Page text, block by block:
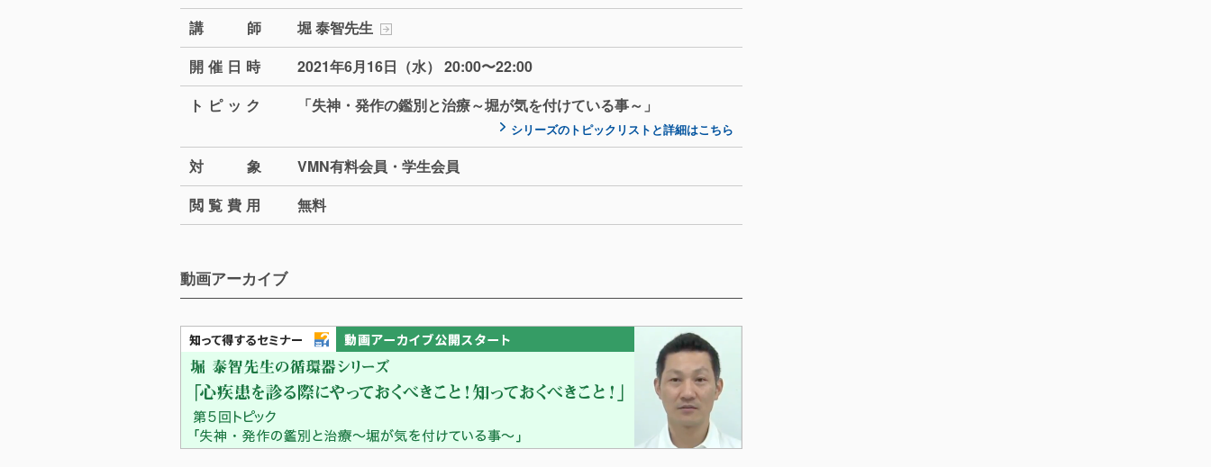
講 師
堀 泰智先生
開催日 時
2021年6月16日（水） 20:00〜22:00
トピッ ク 「失神・発作の鑑別と治療～堀が気を付けている事～」
シリーズのトピックリストと詳細はこちら
対 象
VMN有料会員・学生会員
閲覧費 用 無料
動画アーカイブ